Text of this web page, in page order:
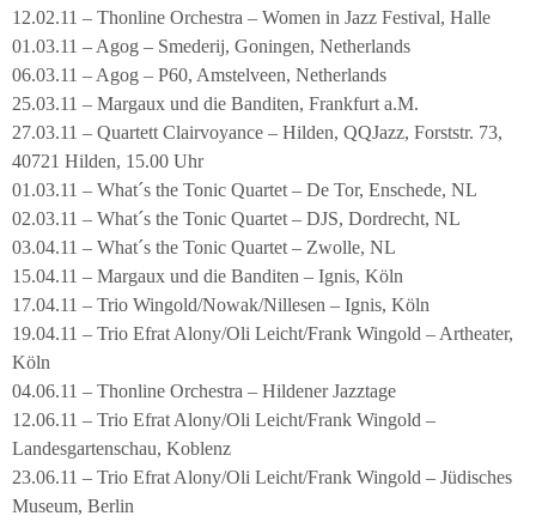
12.02.11 – Thonline Orchestra – Women in Jazz Festival, Halle
01.03.11 – Agog – Smederij, Goningen, Netherlands
06.03.11 – Agog – P60, Amstelveen, Netherlands
25.03.11 – Margaux und die Banditen, Frankfurt a.M.
27.03.11 – Quartett Clairvoyance – Hilden, QQJazz, Forststr. 73,
40721 Hilden, 15.00 Uhr
01.03.11 – What´s the Tonic Quartet – De Tor, Enschede, NL
02.03.11 – What´s the Tonic Quartet – DJS, Dordrecht, NL
03.04.11 – What´s the Tonic Quartet – Zwolle, NL
15.04.11 – Margaux und die Banditen – Ignis, Köln
17.04.11 – Trio Wingold/Nowak/Nillesen – Ignis, Köln
19.04.11 – Trio Efrat Alony/Oli Leicht/Frank Wingold – Artheater,
Köln
04.06.11 – Thonline Orchestra – Hildener Jazztage
12.06.11 – Trio Efrat Alony/Oli Leicht/Frank Wingold –
Landesgartenschau, Koblenz
23.06.11 – Trio Efrat Alony/Oli Leicht/Frank Wingold – Jüdisches
Museum, Berlin